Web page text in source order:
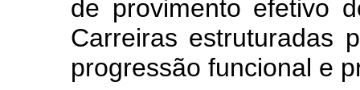
de provimento efetivo
Carreiras estruturadas
progressão funcional e